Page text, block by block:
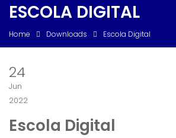
ESCOLA DIGITAL
Home Downloads Escola Digital
24
Jun
2022
Escola Digital